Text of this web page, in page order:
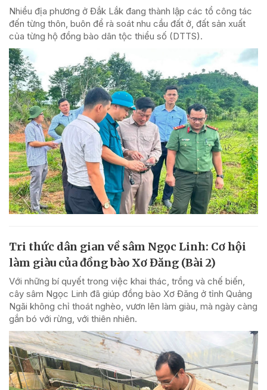
Nhiều địa phương ở Đắk Lắk đang thành lập các tổ công tác
đến từng thôn, buôn để rà soát nhu cầu đất ở, đất sản xuất
của từng hộ đồng bào dân tộc thiểu số (DTTS).
Tri thức dân gian về sâm Ngọc Linh: Cơ hội
làm giàu của đồng bào Xơ Đăng (Bài 2)
Với những bí quyết trong việc khai thác, trồng và chế biến,
cây sâm Ngọc Linh đã giúp đồng bào Xơ Đăng ở tỉnh Quảng
Ngãi không chỉ thoát nghèo, vươn lên làm giàu, mà ngày càng
gắn bó với rừng, với thiên nhiên.